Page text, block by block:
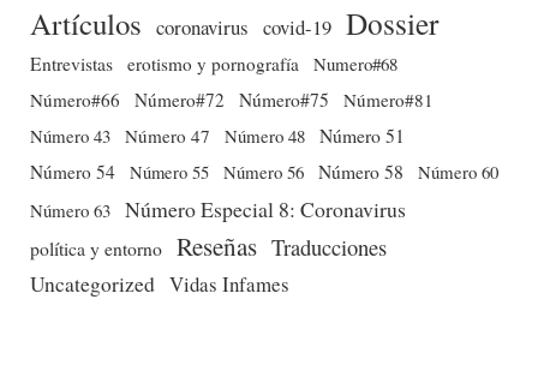
Artículos coronavirus covid-19 Dossier
Entrevistas erotismo y pornografía
Numero#68
Número#66
Número#72 Número#75
Número#81
Número 43 Número 47 Número 48 Número 51
Número 54 Número 55 Número 56 Número 58
Número 60
Número 63 Número Especial 8: Coronavirus
política y entorno Reseñas Traducciones
Uncategorized Vidas Infames